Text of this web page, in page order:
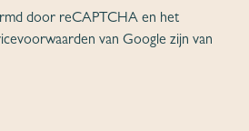
door reCAPTCHA en het
van Google zijn van